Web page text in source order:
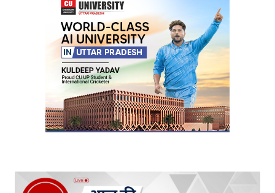
Your E-mail*
Submit Comment